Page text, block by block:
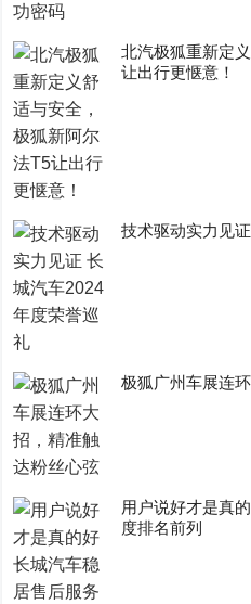
北汽极狐重新定
让出行更惬意！
技术驱动实力见
极狐广州车展连
用户说好才是真
度排名前列